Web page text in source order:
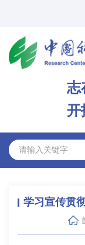
学习宣传贯